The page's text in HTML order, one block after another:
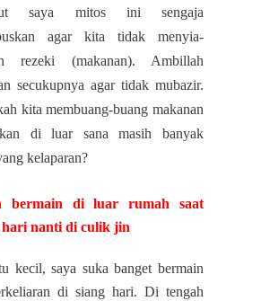
saya mitos ini sengaja
agar kita tidak menyia-
rezeki (makanan). Ambillah
secukupnya agar tidak mubazir.
kita membuang-buang makanan
di luar sana masih banyak
kelaparan?
bermain di luar rumah saat
hari nanti di culik jin
kecil, saya suka banget bermain
di siang hari. Di tengah